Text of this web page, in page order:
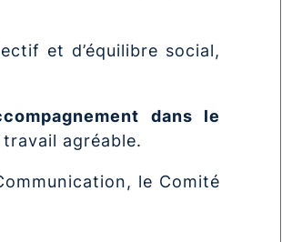
et d’équilibre social,
dans le
agréable.
le Comité